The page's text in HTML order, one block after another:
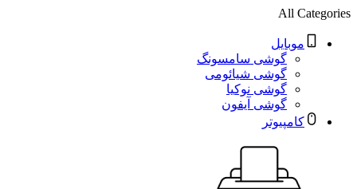
All Categories
موبایل
گوشی سامسونگ
گوشی شیائومی
گوشی نوکیا
گوشی آیفون
کامپیوتر